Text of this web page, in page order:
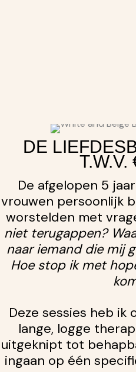
DE
T.W.V.
De afgelopen 5
vrouwen persoonlijk
worstelden met
niet terugappen?
naar iemand die mij
Hoe stop ik met
Deze sessies heb ik
lange, logge
uitgeknipt tot
ingaan op één